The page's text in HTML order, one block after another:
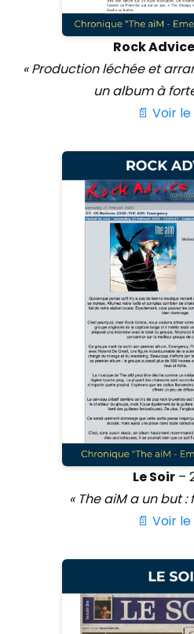
Rock Advice
« Production léchée et
un album à
📄 Voir
Le Soir–
« The aiM a un but :
📄 Voir